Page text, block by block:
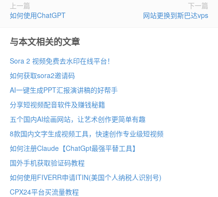
上一篇
如何使用ChatGPT
下一篇
网站更换到斯巴达vps
与本文相关的文章
Sora 2 视频免费去水印在线平台！
如何获取sora2邀请码
AI一键生成PPT汇报演讲稿的好帮手
分享短视频配音软件及赚钱秘籍
五个国内AI绘画网站，让艺术创作更简单有趣
8款国内文字生成视频工具，快速创作专业级短视频
如何注册Claude【ChatGpt最强平替工具】
国外手机获取验证码教程
如何使用FIVERR申请ITIN(美国个人纳税人识别号)
CPX24平台买流量教程